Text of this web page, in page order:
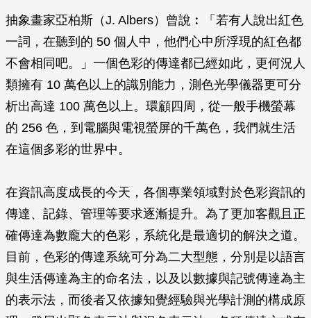
抽象畫家亞柏斯（J. Albers）曾說︰「若有人說出紅色
一詞，在聽到的 50 個人中，他們心中所浮現的紅色都
不會相同吧。」一個色彩的傳達都已經如此，更何況人
類擁有 10 萬色以上的識別能力，測色光學儀器更可分
析出高達 100 萬色以上。環顧四周，從一般手機螢幕
的 256 色，到電腦與電視螢屏的千萬色，我們就生活
在這個多彩的世界中。
在資訊高度成長的今天，各個專業領域對於色彩資訊的
傳達、記錄、管理等要求逐漸提升。為了更加客觀且正
確傳達為數龐大的色彩，系統化是最適切的解決之道。
目前，色彩的傳達系統可分為二大型態，分別是以語言
與生活傳達為主的命名法，以及以數據與記號傳達為主
的表示法，而後者又依據知覺經驗與光學計測的構成原